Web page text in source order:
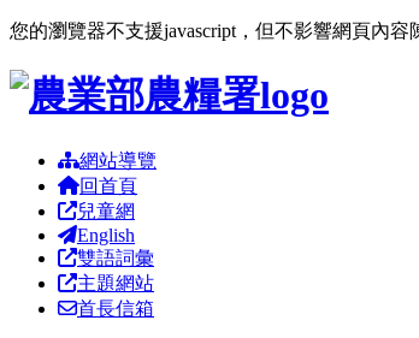
您的瀏覽器不支援javascript，但不影響網頁內
跳到主要內容區塊
網站導覽
回首頁
兒童網
English
雙語詞彙
主題網站
首長信箱